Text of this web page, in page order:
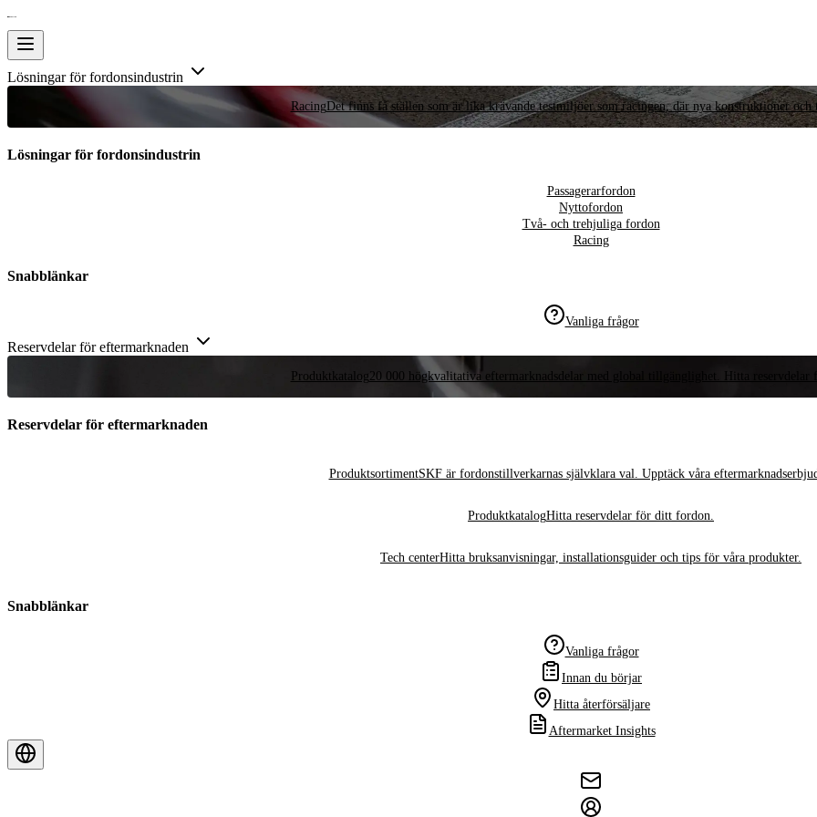
Lösningar för fordonsindustrin
RacingDet finns få ställen som är lika krävande testmiljöer som racingen, där nya konstruktioner och
Lösningar för fordonsindustrin
Passagerarfordon
Nyttofordon
Två- och trehjuliga fordon
Racing
Snabblänkar
Vanliga frågor
Reservdelar för eftermarknaden
Produktkatalog20 000 högkvalitativa eftermarknadsdelar med global tillgänglighet. Hitta reservdelar
Reservdelar för eftermarknaden
ProduktsortimentSKF är fordonstillverkarnas självklara val. Upptäck våra
ProduktkatalogHitta reservdelar för ditt fordon.
Tech centerHitta bruksanvisningar, installationsguider och tips för våra produkter.
Snabblänkar
Vanliga frågor
Innan du börjar
Hitta återförsäljare
Aftermarket Insights